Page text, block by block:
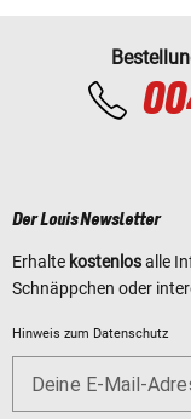
Der Louis Newsletter
Erhalte kostenlosalle
Schnäppchen oder
Hinweis zum Datenschutz
Deine E-Mail-